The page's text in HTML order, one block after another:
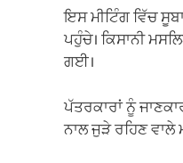
ਇਸ ਮੀਟਿੰਗ ਵਿੱਚ
ਪਹੁੰਚੇ। ਕਿਸਾਨੀ
ਗਈ।
ਪੱਤਰਕਾਰਾਂ ਨੂੰ
ਨਾਲ ਜੁੜੇ ਰਹਿਣ